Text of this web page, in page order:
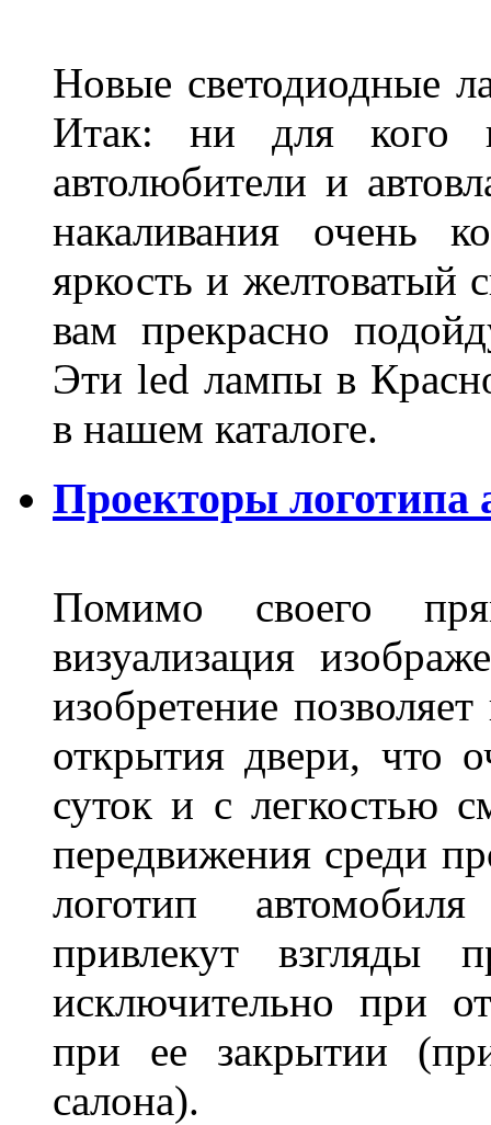
Новые светодиодные
Итак: ни для кого
автолюбители и
накаливания очень
яркость и желтоватый
вам прекрасно
Эти led лампы в
в нашем каталоге.
Проекторы логотипа
Помимо своего
визуализация
изобретение
открытия двери, что
суток и с легкостью
передвижения среди
логотип
привлекут взгляды
исключительно при
при ее закрытии
салона).